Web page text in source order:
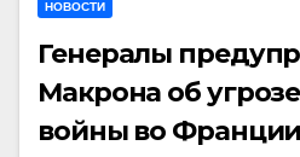
НОВОСТИ
Генералы
Макрона об
войны во Франции